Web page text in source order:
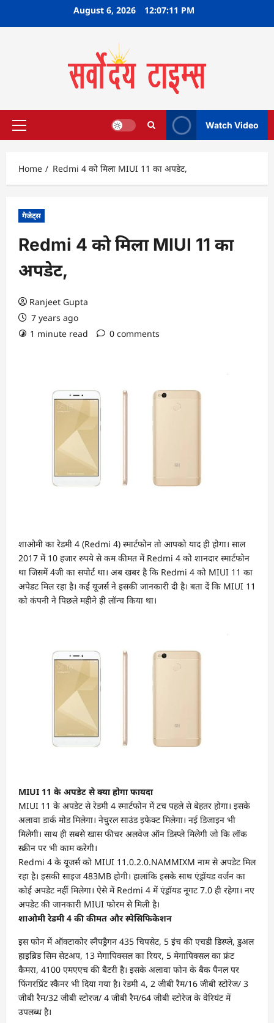
August 6, 2026 12:07:11 PM
Primary
Watch Video
Home Redmi 4 को मिला MIUI 11 का अपडेट,
गैजेट्स
Redmi 4 को मिला MIUI 11 का
अपडेट,
Ranjeet Gupta
7 years ago
1 minute read
0 comments
शाओमी का रेडमी 4 (Redmi 4) स्मार्टफोन तो आपको याद ही होगा। साल
2017 में 10 हजार रुपये से कम कीमत में Redmi 4 को शानदार स्मार्टफोन
था जिसमें 4जी का सपोर्ट था। अब खबर है कि Redmi 4 को MIUI 11 का
अपेडट मिल रहा है। कई यूजर्स ने इसकी जानकारी दी है। बता दें कि MIUI 11
को कंपनी ने पिछले महीने ही लॉन्च किया था।
MIUI 11 के अपडेट से क्या होगा फायदा
MIUI 11 के अपडेट से रेडमी 4 स्मार्टफोन में टच पहले से बेहतर होगा। इसके
अलावा डार्क मोड मिलेगा। नेचुरल साउंड इफेक्ट मिलेगा। नई डिजाइन भी
मिलेगी। साथ ही सबसे खास फीचर अलवेज ऑन डिस्प्ले मिलेगी जो कि लॉक
स्क्रीन पर भी काम करेगी।
Redmi 4 के यूजर्स को MIUI 11.0.2.0.NAMMIXM नाम से अपडेट मिल
रहा है। इसकी साइज 483MB होगी। हालांकि इसके साथ एंड्रॉयड वर्जन का
कोई अपडेट नहीं मिलेगा। ऐसे में Redmi 4 में एंड्रॉयड नूगट 7.0 ही रहेगा। नए
अपडेट की जानकारी MIUI फोरम से मिली है।
शाओमी रेडमी 4 की कीमत और स्पेसिफिकेशन
इस फोन में ऑक्टाकोर स्नैपड्रैगन 435 चिपसेट, 5 इंच की एचडी डिस्प्ले, डुअल
हाइब्रिड सिम सेटअप, 13 मेगापिक्सल का रियर, 5 मेगापिक्सल का फ्रंट
कैमरा, 4100 एमएएच की बैटरी है। इसके अलावा फोन के बैक पैनल पर
फिंगरप्रिंट स्कैनर भी दिया गया है। रेडमी 4, 2 जीबी रैम/16 जीबी स्टोरेज/ 3
जीबी रैम/32 जीबी स्टोरज/ 4 जीबी रैम/64 जीबी स्टोरेज के वेरियंट में
उपलब्ध है।